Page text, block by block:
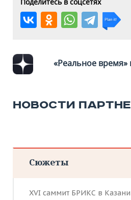
«Реальное время»
НОВОСТИ
Сюжеты
XVI саммит БРИКС в Казани